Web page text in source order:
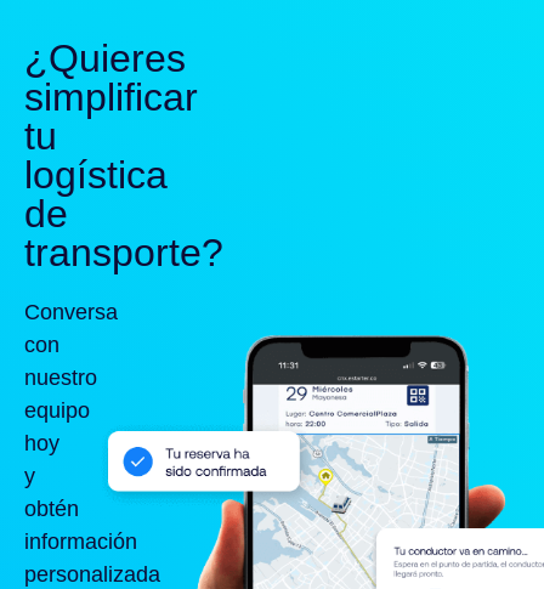
¿Quieres
simplificar
tu
logística
de
transporte?
Conversa
con
nuestro
equipo
hoy
y
obtén
información
personalizada